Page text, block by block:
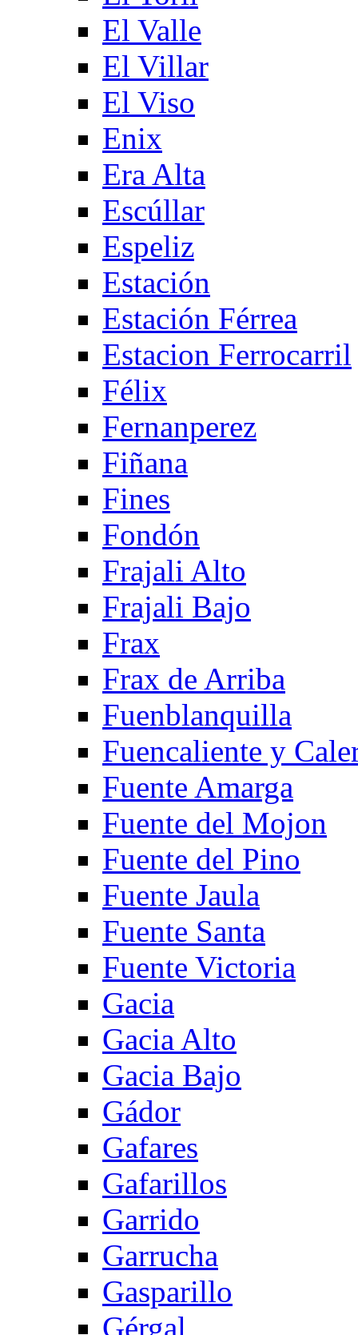
El Valle
El Villar
El Viso
Enix
Era Alta
Escúllar
Espeliz
Estación
Estación Férrea
Estacion Ferrocarril
Félix
Fernanperez
Fiñana
Fines
Fondón
Frajali Alto
Frajali Bajo
Frax
Frax de Arriba
Fuenblanquilla
Fuencaliente y
Fuente Amarga
Fuente del Mojon
Fuente del Pino
Fuente Jaula
Fuente Santa
Fuente Victoria
Gacia
Gacia Alto
Gacia Bajo
Gádor
Gafares
Gafarillos
Garrido
Garrucha
Gasparillo
Gérgal